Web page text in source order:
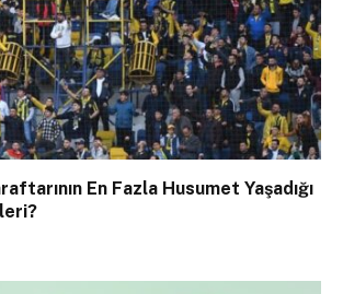
En Fazla Husumet Yaşadığı